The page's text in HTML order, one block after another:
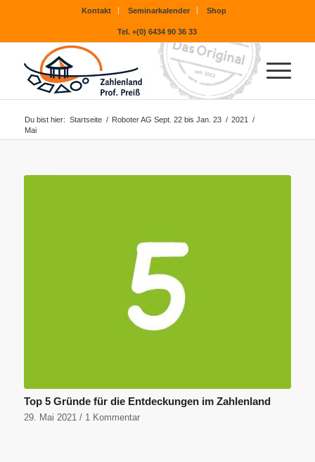
Kontakt Seminarkalender Shop
Tel. +(0) 6434 90 36 33
Du bist hier: Startseite / Roboter AG Sept. 22 bis Jan. 23 / 2021
/
Mai
Top 5 Gründe für die Entdeckungen im Zahlenland
29. Mai 2021 / 1 Kommentar